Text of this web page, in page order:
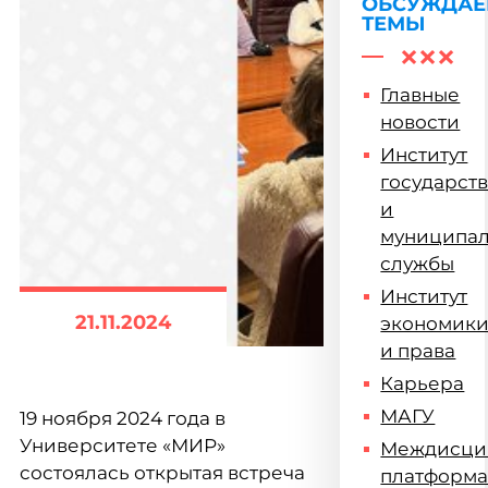
21.11.2024
19 ноября 2024 года в
Университете «МИР»
состоялась открытая встреча
ТЕМЫ
Главные
новости
Институт
и
службы
Институт
и права
Карьера
МАГУ
платформа